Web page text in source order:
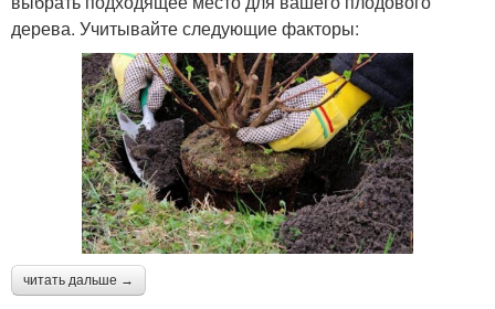
дерева. Учитывайте следующие факторы:
читать дальше →